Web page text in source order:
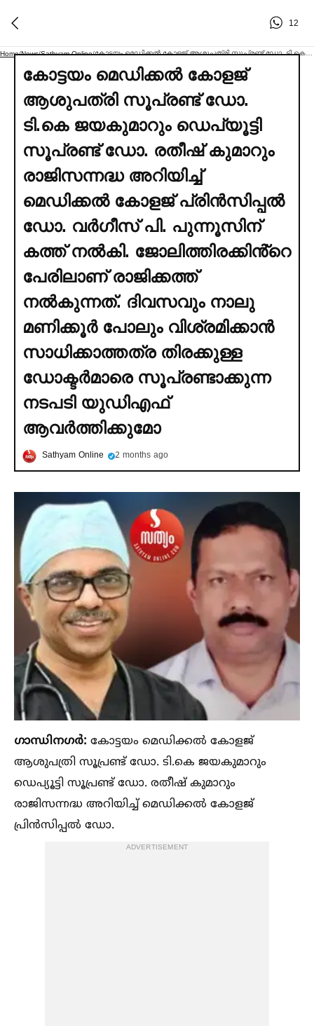
12
Home/News/Sathyam Online/
കോട്ടയം മെഡിക്കല്‍ കോളജ്
ആശുപത്രി സൂപ്രണ്ട് ഡോ.
ടി.കെ ജയകുമാറും ഡെപ്യൂട്ടി
സൂപ്രണ്ട് ഡോ. രതീഷ് കുമാറും
രാജിസന്നദ്ധ അറിയിച്ച്‌
മെഡിക്കല്‍ കോളജ് പ്രിൻസിപ്പല്‍
ഡോ. വര്‍ഗീസ് പി. പുന്നൂസിന്
കത്ത് നല്‍കി. ജോലിത്തിരക്കിൻ്റെ
പേരിലാണ് രാജിക്കത്ത്
നല്‍കുന്നത്. ദിവസവും നാലു
മണിക്കൂര്‍ പോലും വിശ്രമിക്കാൻ
സാധിക്കാത്തത്ര തിരക്കുള്ള
ഡോക്ടര്‍മാരെ സൂപ്രണ്ടാക്കുന്ന
നടപടി യുഡിഎഫ്
ആവര്‍ത്തിക്കുമോ
Sathyam Online 2 months ago
ഗാന്ധിനഗർ: കോട്ടയം മെഡിക്കല്‍ കോളജ്
ആശുപത്രി സൂപ്രണ്ട് ഡോ. ടി.കെ ജയകുമാറും
ഡെപ്യൂട്ടി സൂപ്രണ്ട് ഡോ. രതീഷ് കുമാറും
രാജിസന്നദ്ധ അറിയിച്ച്‌ മെഡിക്കല്‍ കോളജ്
പ്രിൻസിപ്പല്‍ ഡോ.
ADVERTISEMENT